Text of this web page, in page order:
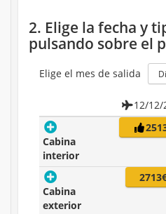
2. Elige la fecha y
pulsando sobre el
Elige el mes de salida
12/12/
Cabina
interior
Cabina
exterior